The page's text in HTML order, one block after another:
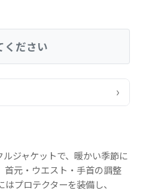
ください
›
ジャケットで、暖かい季節に
首元・ウエスト・手首の調整
プロテクターを装備し、